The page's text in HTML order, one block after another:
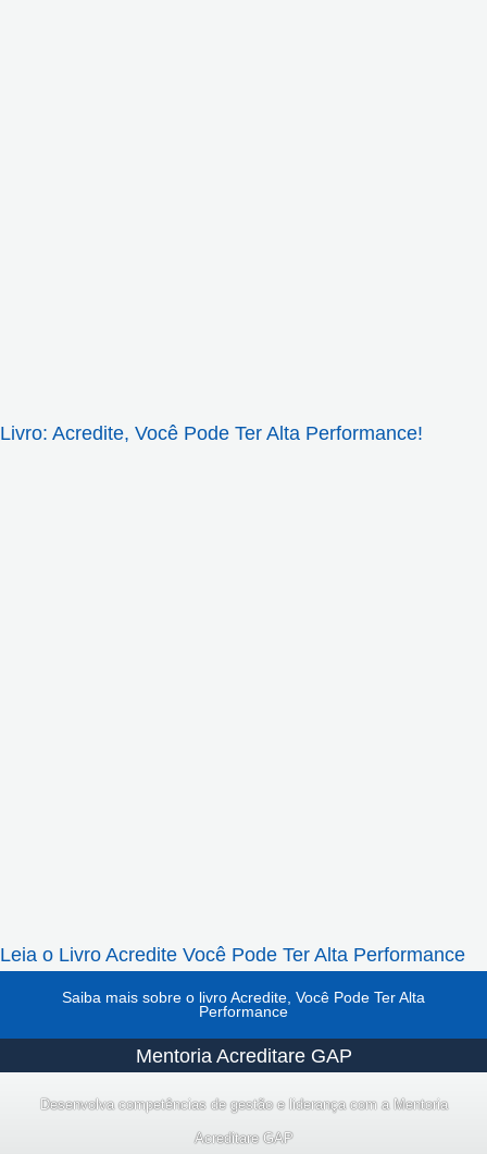
Livro: Acredite, Você Pode Ter Alta Performance!
Leia o Livro Acredite Você Pode Ter Alta Performance
Saiba mais sobre o livro Acredite, Você Pode Ter Alta
Performance
Mentoria Acreditare GAP
Desenvolva competências de gestão e liderança com a Mentoria
Acreditare GAP